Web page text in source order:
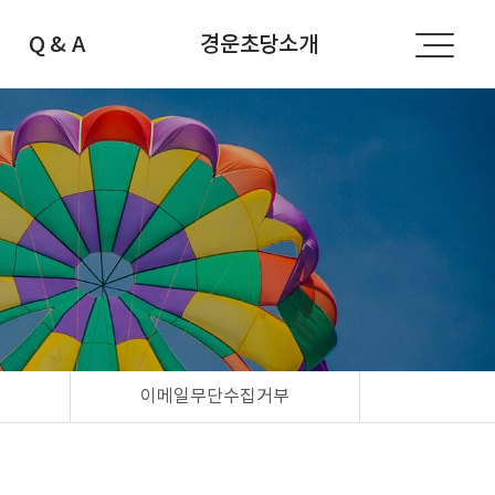
Q & A
공지사항
자주하는 질문
문의하기
경운초당소개
선생님소개
찾아오시는 길
이메일무단수집거부